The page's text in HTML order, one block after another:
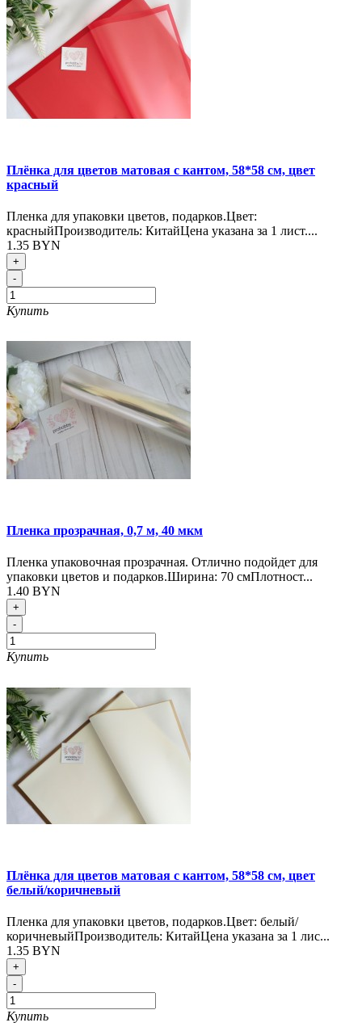
Плёнка для цветов матовая с кантом, 58*58 см, цвет
красный
Пленка для упаковки цветов, подарков.Цвет:
красныйПроизводитель: КитайЦена указана за 1 лист....
1.35 BYN
+
-
Купить
Пленка прозрачная, 0,7 м, 40 мкм
Пленка упаковочная прозрачная. Отлично подойдет для
упаковки цветов и подарков.Ширина: 70 смПлотност...
1.40 BYN
+
-
Купить
Плёнка для цветов матовая с кантом, 58*58 см, цвет
белый/коричневый
Пленка для упаковки цветов, подарков.Цвет: белый/
коричневыйПроизводитель: КитайЦена указана за 1 лис...
1.35 BYN
+
-
Купить